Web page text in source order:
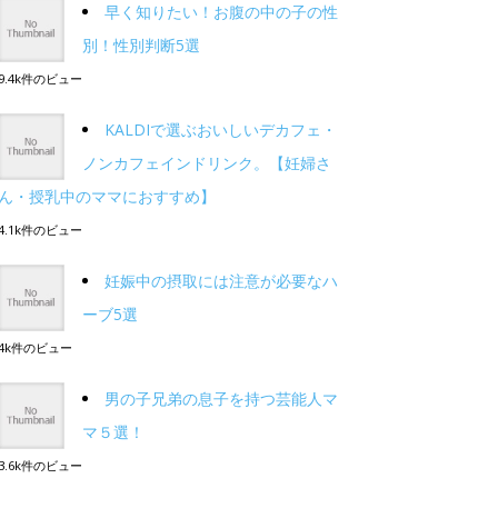
早く知りたい！お腹の中の子の性
別！性別判断5選
9.4k件のビュー
KALDIで選ぶおいしいデカフェ・
ノンカフェインドリンク。【妊婦さ
ん・授乳中のママにおすすめ】
件のビュー
妊娠中の摂取には注意が必要なハ
ーブ5選
件のビュー
男の子兄弟の息子を持つ芸能人マ
マ５選！
3.6k件のビュー